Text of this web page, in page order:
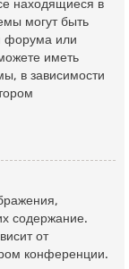
находящиеся в
могут быть
форума или
иметь
в зависимости
содержание.
от
конференции.